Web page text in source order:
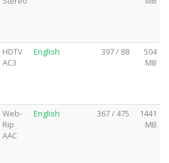
HDTV
AC3
English 397 / 88
504
MB
Web-
Rip
AAC
English 367 / 475
1441
MB